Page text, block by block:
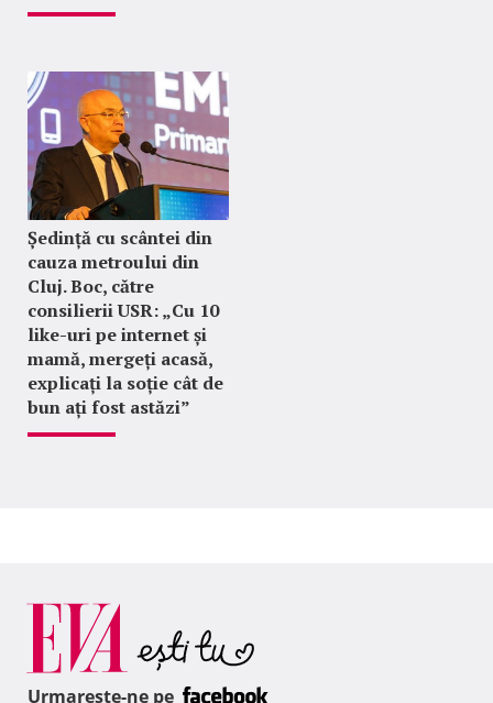
Ședință cu scântei din
cauza metroului din
Cluj. Boc, către
consilierii USR: „Cu 10
like-uri pe internet și
mamă, mergeți acasă,
explicați la soție cât de
bun ați fost astăzi”
Urmareste-ne pe